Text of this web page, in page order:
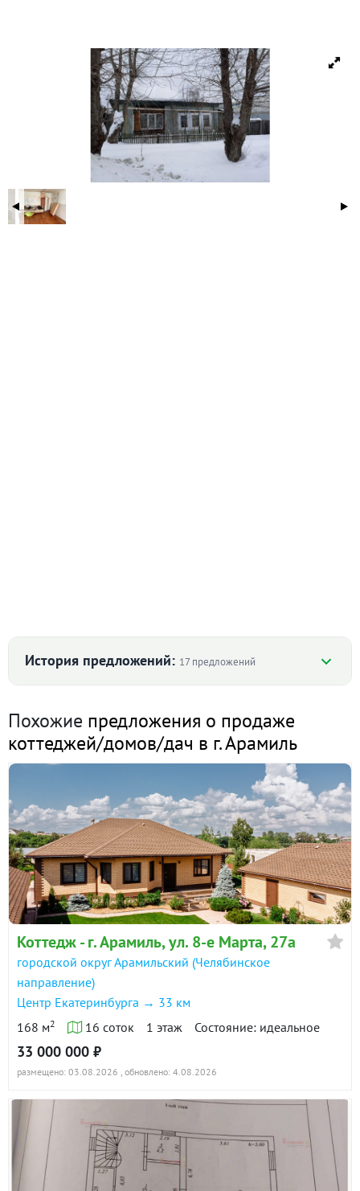
История предложений: 17 предложений
г. Арамиль, ул. Рабочая, 14 (городской округ
Арамильский) · 22 м² · уч. 1.9
90 дн.
в продаже
759 000
г. Арамиль, ул. Рабочая, 14 (городской округ
Арамильский) · 79.1 м² · уч. 12
18 марта 2026
в продаже
6 500 000
г. Арамиль, ул. Рабочая, 14 (городской округ
Арамильский) · 22 м² · уч. 2.9
Показать всю историю: 17 предложений →
Похожие предложения о продаже
коттеджей/домов/дач в г. Арамиль
Коттедж - г. Арамиль, ул. 8-е Марта, 27а
городской округ Арамильский (Челябинское
направление)
Центр Екатеринбурга → 33 км
168 м2 16 соток 1 этаж Состояние: идеальное
33 000 000 ₽
размещено: 03.08.2026 , обновлено: 4.08.2026